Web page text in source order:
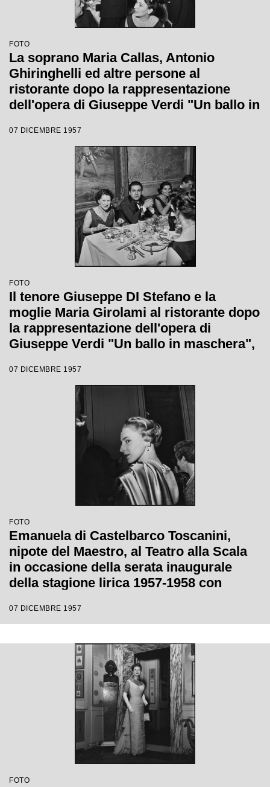
FOTO
La soprano Maria Callas, Antonio
Ghiringhelli ed altre persone al
ristorante dopo la rappresentazione
dell'opera di Giuseppe Verdi "Un ballo in
Gavazzeni e con la regia di Margherita
Wallmann con la quale è stata
inaugurata la stagione lirica 1957-1958
del Teatro alla Scala
07 DICEMBRE 1957
FOTO
Il tenore Giuseppe DI Stefano e la
moglie Maria Girolami al ristorante dopo
la rappresentazione dell'opera di
Giuseppe Verdi "Un ballo in maschera",
la regia di Margherita Wallmann con la
quale è stata inaugurata la stagione
lirica 1957-1958 del Teatro alla Scala
07 DICEMBRE 1957
FOTO
Emanuela di Castelbarco Toscanini,
nipote del Maestro, al Teatro alla Scala
in occasione della serata inaugurale
della stagione lirica 1957-1958 con
Giuseppe Verdi, diretta da Gianandrea
Wallmann
07 DICEMBRE 1957
FOTO